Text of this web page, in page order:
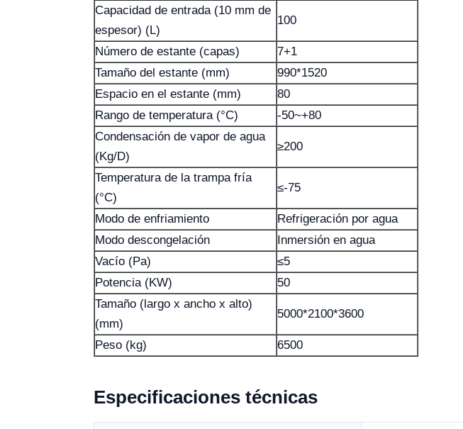
Capacidad de entrada (10 mm de
espesor) (L)
100
Número de estante (capas)
7+1
Tamaño del estante (mm)
990*1520
Espacio en el estante (mm)
80
Rango de temperatura (°C)
-50~+80
Condensación de vapor de agua
(Kg/D)
≥200
Temperatura de la trampa fría
(°C)
≤-75
Modo de enfriamiento
Refrigeración por agua
Modo descongelación
Inmersión en agua
Vacío (Pa)
≤5
Potencia (KW)
50
Tamaño (largo x ancho x alto)
(mm)
5000*2100*3600
Peso (kg) 6500
Especificaciones técnicas